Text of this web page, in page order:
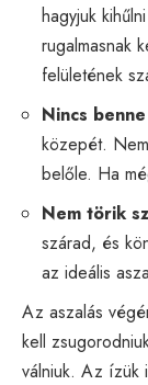
hagyjuk
rugalmasnak
felületének
Nincs
közepét.
belőle. Ha
Nem törik
szárad, és
az ideális
Az aszalás
kell
válniuk. Az